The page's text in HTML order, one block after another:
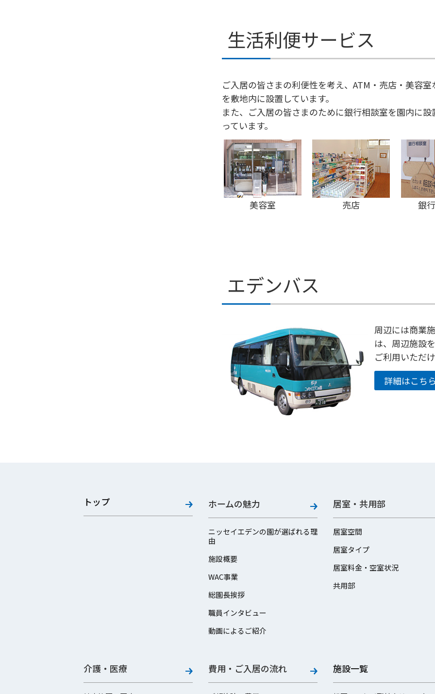
生活利便サービス
ご入居の皆さまの利便性を考え、ATM・売店・美容
を敷地内に設置しています。
また、ご入居の皆さまのために銀行相談室を園内に
っています。
美容室 売店 銀
エデンバス
周辺には商業
は、周辺施設
ご利用いただ
詳細はこち
トップ ホームの魅力
ニッセイエデンの園が選ばれる理
由
施設概要
WAC事業
総園長挨拶
職員インタビュー
動画によるご紹介
居室・共用部
居室空間
居室タイプ
居室料金・空室状況
共用部
介護・医療 費用・ご入居の流れ 施設一覧